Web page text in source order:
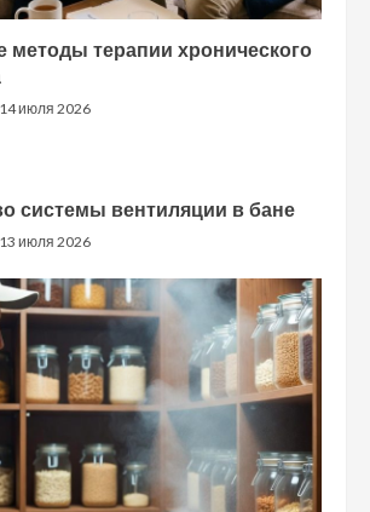
методы терапии хронического
14 июля 2026
системы вентиляции в бане
13 июля 2026